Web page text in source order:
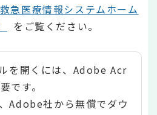
急医療情報システムホーム
をご覧ください。
を開くには、Adobe Acr
です。
Adobe社から無償でダウ